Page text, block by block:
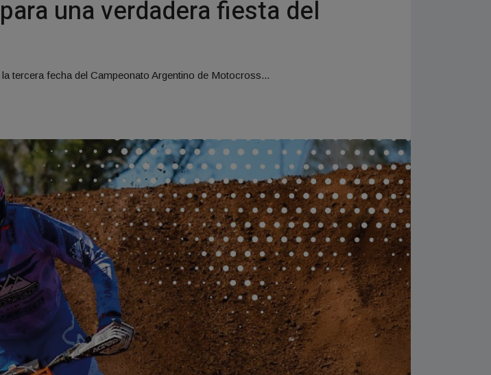
una verdadera fiesta del
tercera fecha del Campeonato Argentino de Motocross...